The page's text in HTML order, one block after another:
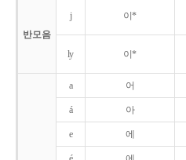
반모음
j 이*
ly 이*
a 어
á 아
e 에